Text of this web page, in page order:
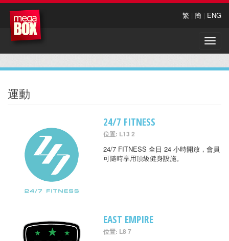
繁 | 簡 | ENG
Toggle
運動
24/7 FITNESS
位置: L13 2
24/7 FITNESS 全日 24 小時開放，會員
可隨時享用頂級健身設施。
EAST EMPIRE
位置: L8 7